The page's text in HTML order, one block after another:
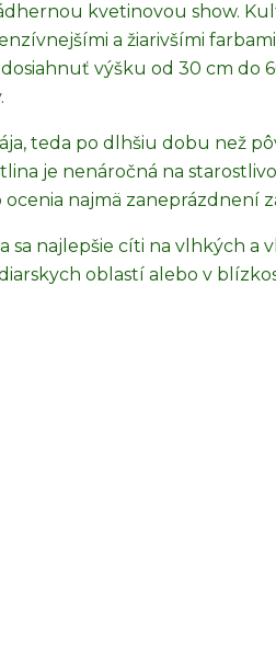
kvetinovou show.
a žiarivšími
výšku od 30 cm
teda po dlhšiu dobu než
je nenáročná na
najmä zaneprázdnení
sa najlepšie cíti na vlhkých a
oblastí alebo v